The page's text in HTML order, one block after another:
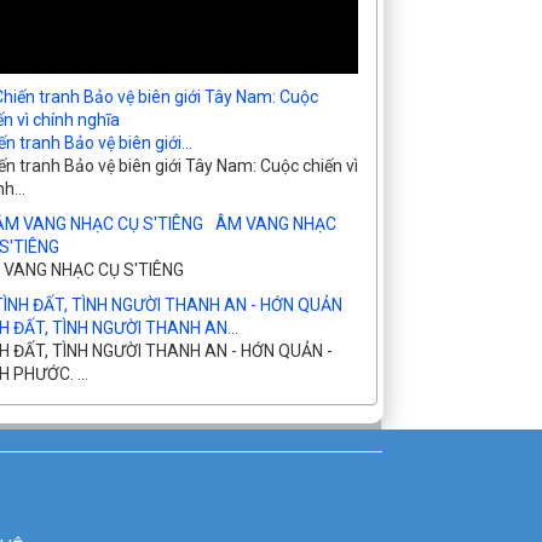
tranh Bảo vệ biên giới...
tranh Bảo vệ biên giới Tây Nam: Cuộc chiến vì
ÂM VANG NHẠC
NHẠC CỤ S'TIÊNG
ĐẤT, TÌNH NGƯỜI THANH AN...
ĐẤT, TÌNH NGƯỜI THANH AN - HỚN QUẢN -
PHƯỚC. ...